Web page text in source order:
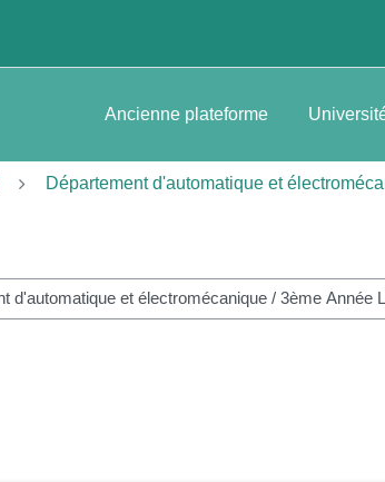
Ancienne plateforme
Département d'automatique et